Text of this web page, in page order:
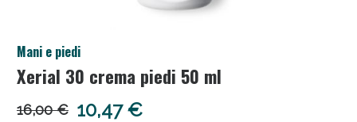
Mani e piedi
Xerial 30 crema piedi 50 ml
16,00 € 10,47 €
Anticellulite e Fanghi: Sconto fino al 40% valido